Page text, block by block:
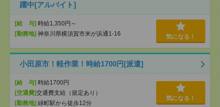
躍中[アルバイト]
[給 与] 時給1,350円～
[勤務地] 神奈川県横須賀市米が浜通1-16 気になる！
小田原市！軽作業！時給1700円[派遣]
[給 与] 時給1700円
[交通費]交通費支給（規定あり）
[勤務地] 緑町駅から徒歩12分
気になる！